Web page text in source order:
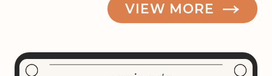
VIEW MORE